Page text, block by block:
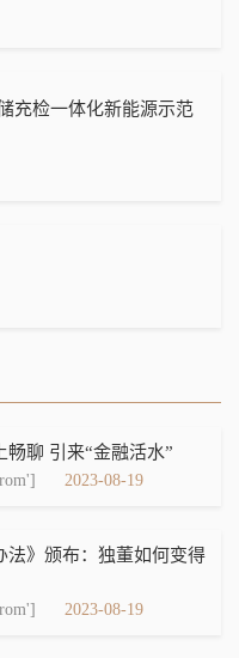
充检一体化新能源示范
早餐会上畅聊 引来“金融活水”
2023-08-19
法》颁布：独董如何变得
2023-08-19